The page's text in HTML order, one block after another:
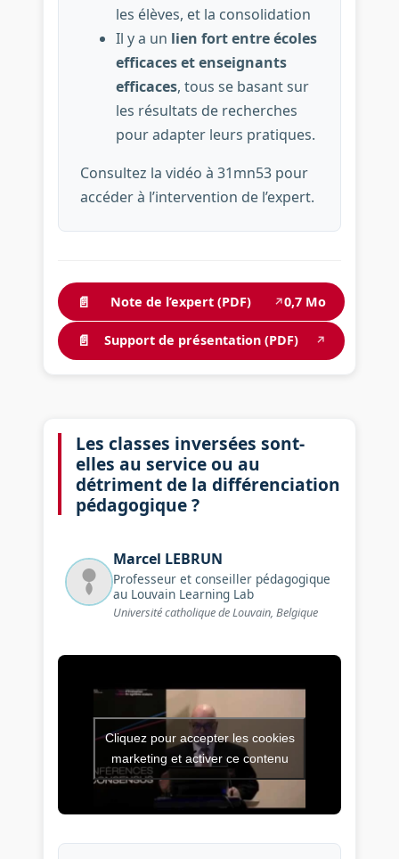
les élèves, et la consolidation
Il y a un lien fort entre écoles
efficaces et enseignants
efficaces, tous se basant sur
les résultats de recherches
pour adapter leurs pratiques.
Consultez la vidéo à 31mn53 pour
accéder à l’intervention de l’expert.
📄 Note de l’expert (PDF) ↗0,7 Mo
📄 Support de présentation (PDF) ↗
Les classes inversées sont-
elles au service ou au
détriment de la différenciation
pédagogique ?
Marcel LEBRUN
Professeur et conseiller pédagogique
au Louvain Learning Lab
Université catholique de Louvain, Belgique
Vidéo de l’intervention : Les
Cliquez pour accepter les cookies
marketing et activer ce contenu